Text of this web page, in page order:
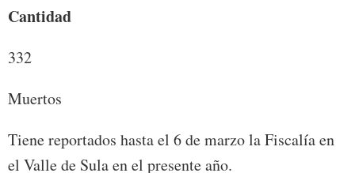
Cantidad
332
Muertos
Tiene reportados hasta el 6 de marzo la Fiscalía en
el Valle de Sula en el presente año.